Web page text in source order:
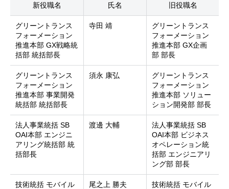
新役職名 氏名 旧役職名
グリーントランス
フォーメーション
推進本部 GX戦略統
括部 統括部長
寺田 靖
グリーントランス
フォーメーション
推進本部 GX企画
部 部長
グリーントランス
フォーメーション
推進本部 事業開発
統括部 統括部長
須永 康弘
グリーントランス
フォーメーション
推進本部 ソリュー
ション開発部 部長
法人事業統括 SB
OAI本部 エンジニ
アリング統括部 統
括部長
渡邊 大輔
法人事業統括 SB
OAI本部 ビジネス
オペレーション統
括部 エンジニアリ
ング部 部長
技術統括 モバイル
尾之上 勝夫
技術統括 モバイル